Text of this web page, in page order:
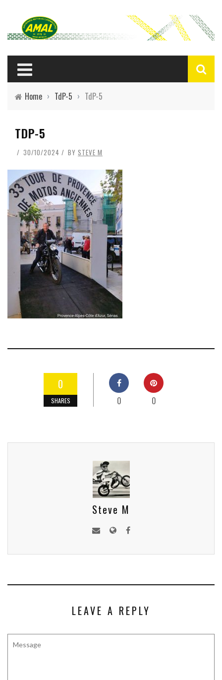
Home › TdP-5 › TdP-5
TDP-5
30/10/2024 BY STEVE M
0
SHARES 0 0
Steve M
LEAVE A REPLY